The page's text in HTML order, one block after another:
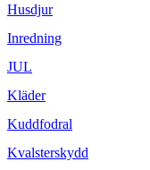
Husdjur
Inredning
JUL
Kläder
Kuddfodral
Kvalsterskydd